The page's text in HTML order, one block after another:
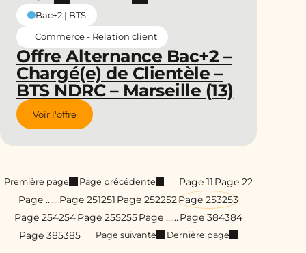
Offre Alternance Bac+2 –
Chargé(e) de Clientèle –
BTS NDRC – Marseille (13)
Bac+2 | BTS
Commerce - Relation client
Voir l'offre
Première page Page précédente Page 11 Page 22
Page ……Page 251251 Page 252252Page 253253
Page 254254Page 255255Page ……Page 384384
Page 385385 Page suivante Dernière page